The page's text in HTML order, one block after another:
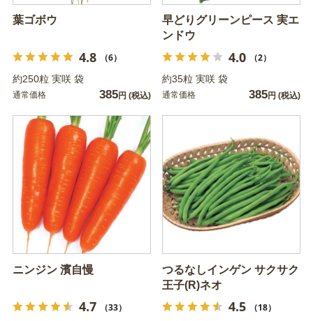
葉ゴボウ
4.8 （6）
約250粒 実咲 袋
通常価格 385円 (税込)
早どりグリーンピース 実エ
ンドウ
4.0 （2）
約35粒 実咲 袋
通常価格 385円 (税込)
ニンジン 濱自慢
4.7 （33）
つるなしインゲン サクサク
王子(R)ネオ
4.5 （18）